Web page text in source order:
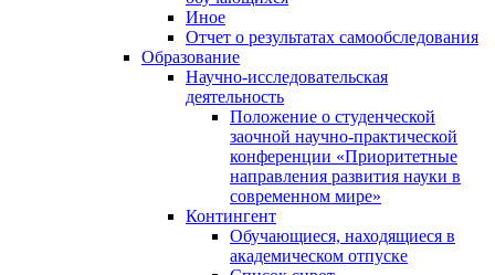
Иное
Отчет о результатах самообследования
Образование
Научно-исследовательская
деятельность
Положение о студенческой
заочной научно-практической
конференции «Приоритетные
направления развития науки в
современном мире»
Контингент
Обучающиеся, находящиеся в
академическом отпуске